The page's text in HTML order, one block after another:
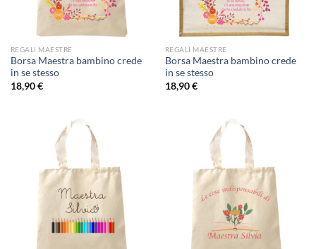
REGALI MAESTRE
Borsa Maestra bambino crede
in se stesso
18,90€
REGALI MAESTRE
Borsa Maestra bambino crede
in se stesso
18,90€